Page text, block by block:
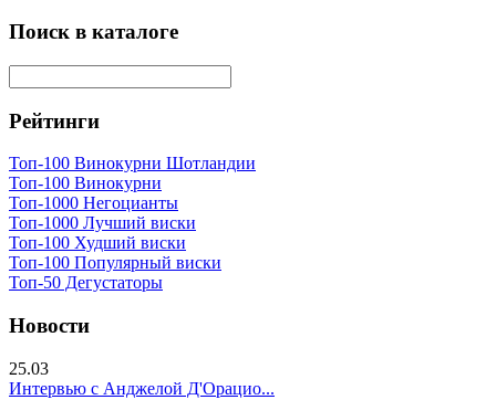
Поиск в каталоге
Рейтинги
Топ-100 Винокурни Шотландии
Топ-100 Винокурни
Топ-1000 Негоцианты
Топ-1000 Лучший виски
Топ-100 Худший виски
Топ-100 Популярный виски
Топ-50 Дегустаторы
Новости
25.03
Интервью с Анджелой Д'Орацио...